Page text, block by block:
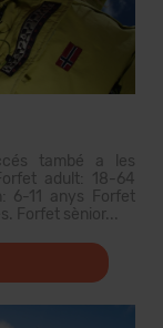
també a les
adult: 18-64
6-11 anys Forfet
Forfet sènior...